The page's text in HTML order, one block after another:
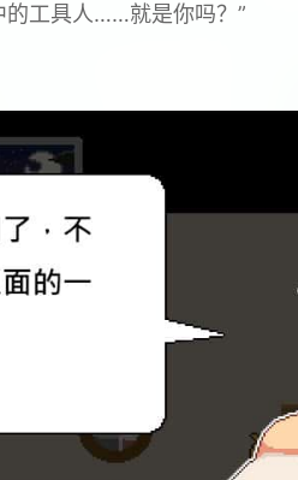
的工具人……就是你吗？”